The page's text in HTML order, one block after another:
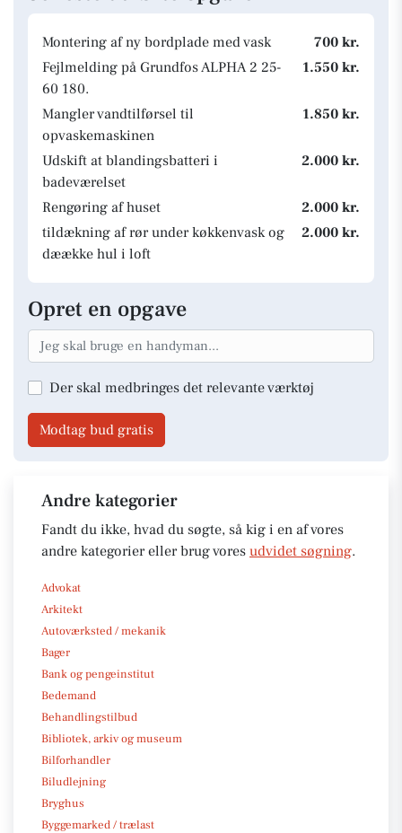
Montering af ny bordplade med vask
700 kr.
Fejlmelding på Grundfos ALPHA 2 25-
60 180.
1.550 kr.
Mangler vandtilførsel til
opvaskemaskinen
1.850 kr.
Udskift at blandingsbatteri i
badeværelset
2.000 kr.
Rengøring af huset
2.000 kr.
tildækning af rør under køkkenvask og
dæække hul i loft
2.000 kr.
Opret en opgave
Der skal medbringes det relevante værktøj
Modtag bud gratis
Andre kategorier
Fandt du ikke, hvad du søgte, så kig i en af vores
andre kategorier eller brug vores udvidet søgning.
Advokat
Arkitekt
Autoværksted / mekanik
Bager
Bank og pengeinstitut
Bedemand
Behandlingstilbud
Bibliotek, arkiv og museum
Bilforhandler
Biludlejning
Bryghus
Byggemarked / trælast